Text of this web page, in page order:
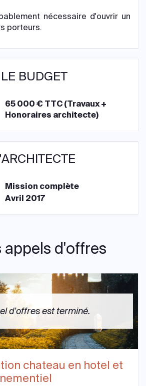
nécessaire d'ouvrir un
porteurs.
LE BUDGET
65 000 € TTC (Travaux +
Honoraires architecte)
Mission complète
Avril 2017
appels d'offres
d'offres est terminé.
chateau en hotel et